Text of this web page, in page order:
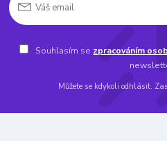
Souhlasím se zpracováním
Můžete se kdykoli odhlásit.